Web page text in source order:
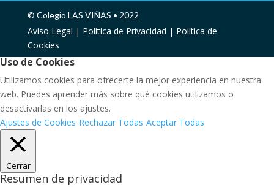
© Colegio LAS VIÑAS • 2022
Aviso Legal | Política de Privacidad | Política de
Cookies
Uso de Cookies
Utilizamos cookies para ofrecerte la mejor experiencia en nuestra
web. Puedes aprender más sobre qué cookies utilizamos o
desactivarlas en los ajustes.
Ajustes de Cookies Rechazar Todas Aceptar Todas
Cerrar
Resumen de privacidad